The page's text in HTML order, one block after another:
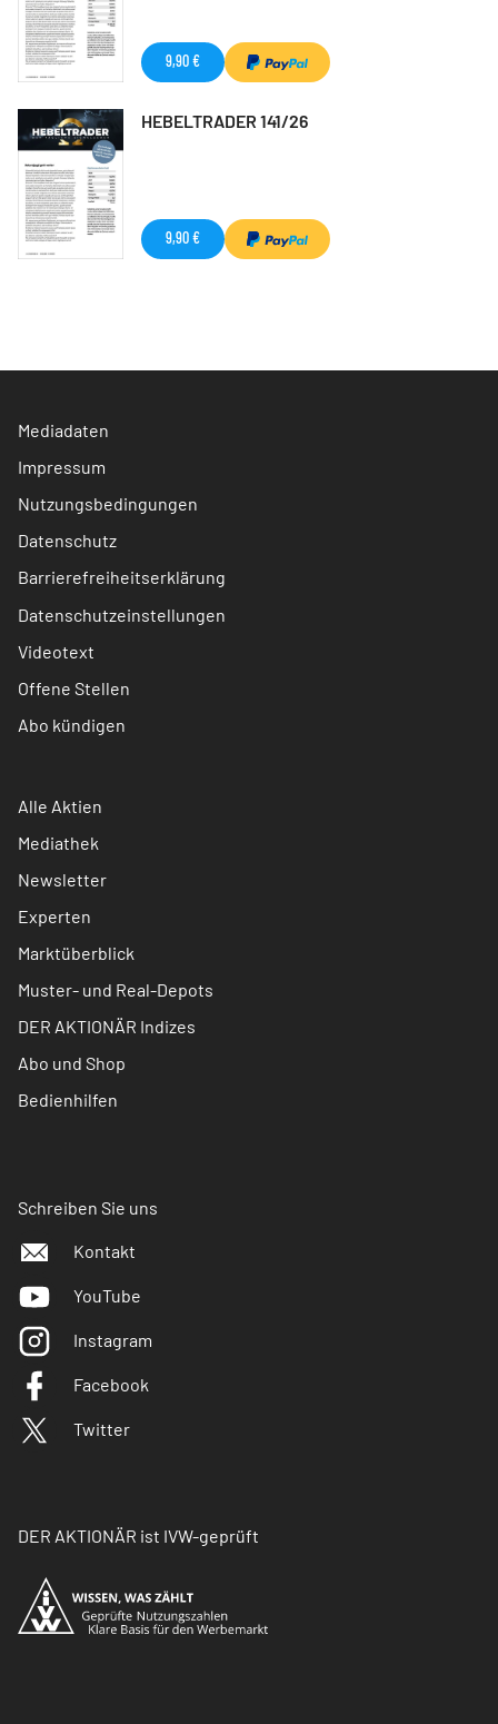
9,90 €
HEBELTRADER 141/26
9,90 €
Mediadaten
Impressum
Nutzungsbedingungen
Datenschutz
Barrierefreiheitserklärung
Datenschutzeinstellungen
Videotext
Offene Stellen
Abo kündigen
Alle Aktien
Mediathek
Newsletter
Experten
Marktüberblick
Muster- und Real-Depots
DER AKTIONÄR Indizes
Abo und Shop
Bedienhilfen
Schreiben Sie uns
Kontakt
YouTube
Instagram
Facebook
Twitter
DER AKTIONÄR ist IVW-geprüft